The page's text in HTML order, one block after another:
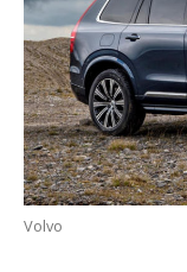
Volvo